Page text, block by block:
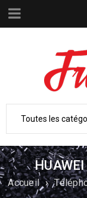
Accueil ›